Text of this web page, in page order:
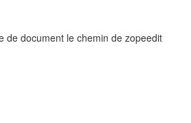
de document le chemin de zopeedit